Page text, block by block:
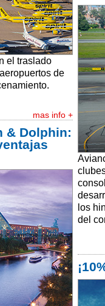
el traslado
de
mas info +
& Dolphin:
los
del